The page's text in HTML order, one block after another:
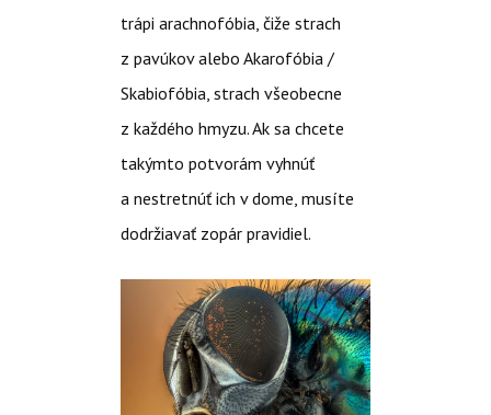
trápi arachnofóbia, čiže strach
z pavúkov alebo Akarofóbia /
Skabiofóbia, strach všeobecne
z každého hmyzu. Ak sa chcete
takýmto potvorám vyhnúť
a nestretnúť ich v dome, musíte
dodržiavať zopár pravidiel.